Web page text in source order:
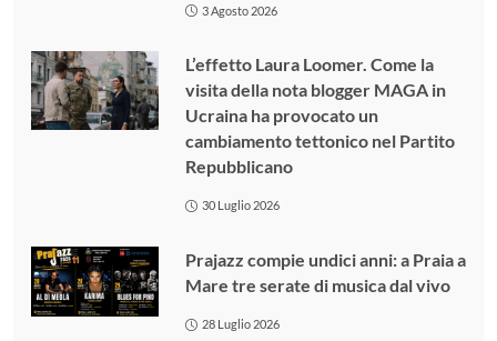
3 Agosto 2026
L’effetto Laura Loomer. Come la
visita della nota blogger MAGA in
Ucraina ha provocato un
cambiamento tettonico nel Partito
Repubblicano
30 Luglio 2026
Prajazz compie undici anni: a Praia a
Mare tre serate di musica dal vivo
28 Luglio 2026